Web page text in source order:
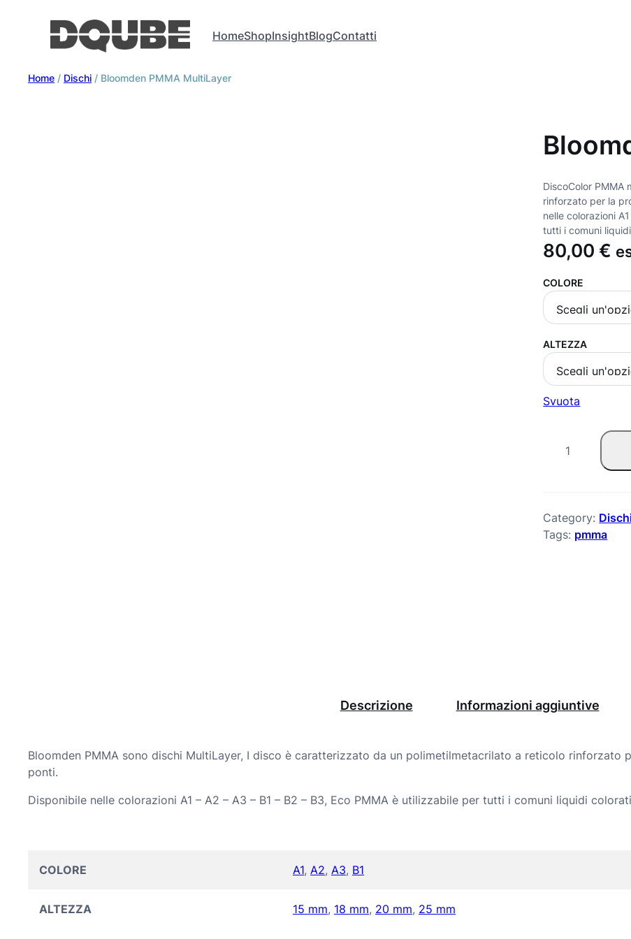
HomeShopInsightBlogContatti
Home / Dischi / Bloomden PMMA MultiLayer
DiscoColor PMMA
rinforzato per la
nelle colorazioni
tutti i comuni
80,00€
COLORE
ALTEZZA
Svuota
o
m
A
t
Category:
Tags: pmma
Descrizione Informazioni aggiuntive
Bloomden PMMA sono dischi MultiLayer, I disco è caratterizzato da un polimetilmetacrilato a reticolo
ponti.
Disponibile nelle colorazioni A1 – A2 – A3 – B1 – B2 – B3, Eco PMMA è utilizzabile per tutti i comuni liquidi
COLORE A1, A2, A3, B1
ALTEZZA 15 mm, 18 mm, 20 mm, 25 mm